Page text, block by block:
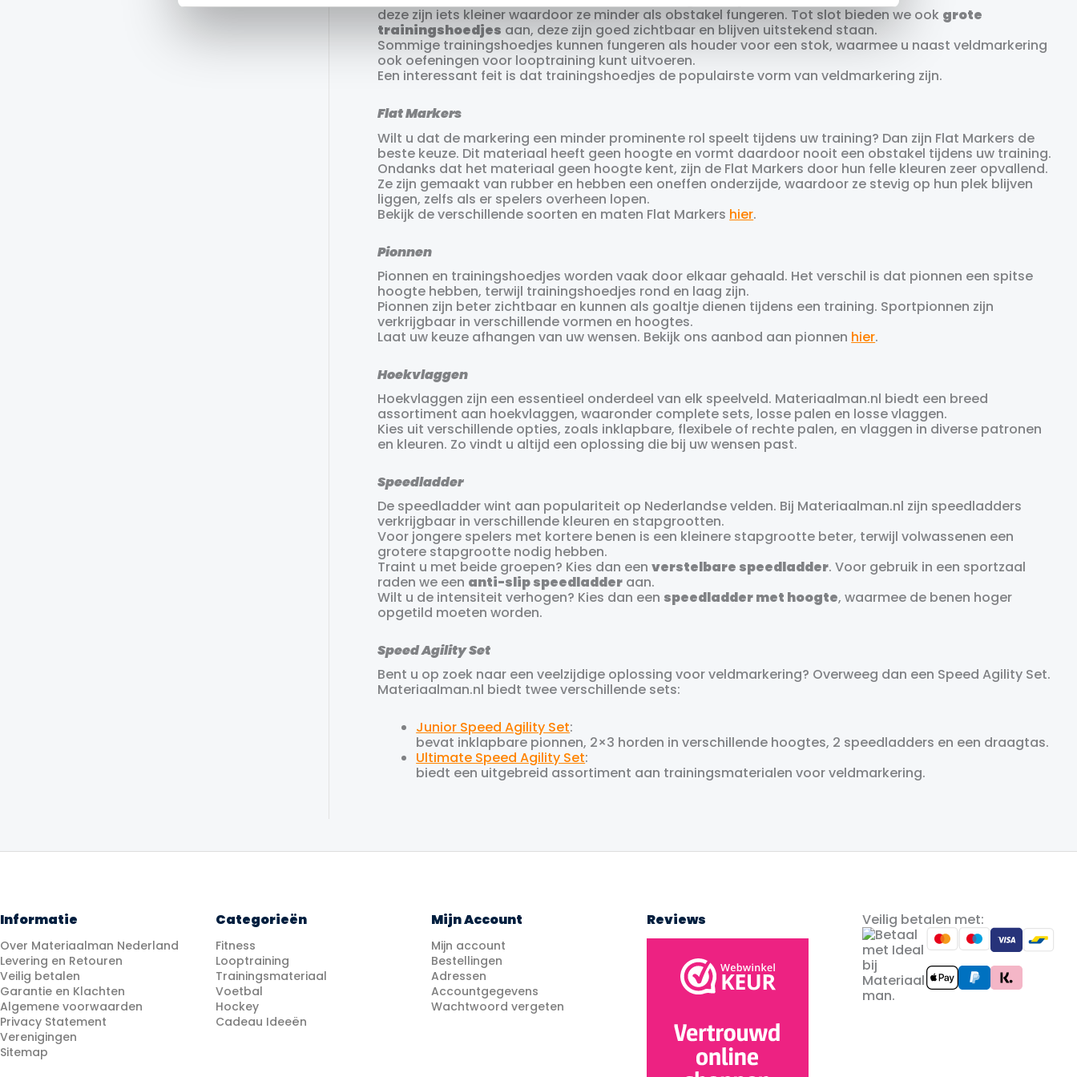
deze zijn iets kleiner waardoor ze minder als obstakel fungeren. Tot slot bieden we ook grote
trainingshoedjes aan, deze zijn goed zichtbaar en blijven uitstekend staan.
Sommige trainingshoedjes kunnen fungeren als houder voor een stok, waarmee u naast veldmarkering
ook oefeningen voor looptraining kunt uitvoeren.
Een interessant feit is dat trainingshoedjes de populairste vorm van veldmarkering zijn.
Flat Markers
Wilt u dat de markering een minder prominente rol speelt tijdens uw training? Dan zijn Flat Markers de
beste keuze. Dit materiaal heeft geen hoogte en vormt daardoor nooit een obstakel tijdens uw training.
Ondanks dat het materiaal geen hoogte kent, zijn de Flat Markers door hun felle kleuren zeer opvallend.
Ze zijn gemaakt van rubber en hebben een oneffen onderzijde, waardoor ze stevig op hun plek blijven
liggen, zelfs als er spelers overheen lopen.
Bekijk de verschillende soorten en maten Flat Markers hier.
Pionnen
Pionnen en trainingshoedjes worden vaak door elkaar gehaald. Het verschil is dat pionnen een spitse
hoogte hebben, terwijl trainingshoedjes rond en laag zijn.
Pionnen zijn beter zichtbaar en kunnen als goaltje dienen tijdens een training. Sportpionnen zijn
verkrijgbaar in verschillende vormen en hoogtes.
Laat uw keuze afhangen van uw wensen. Bekijk ons aanbod aan pionnen hier.
Hoekvlaggen
Hoekvlaggen zijn een essentieel onderdeel van elk speelveld. Materiaalman.nl biedt een breed
assortiment aan hoekvlaggen, waaronder complete sets, losse palen en losse vlaggen.
Kies uit verschillende opties, zoals inklapbare, flexibele of rechte palen, en vlaggen in diverse patronen
en kleuren. Zo vindt u altijd een oplossing die bij uw wensen past.
Speedladder
De speedladder wint aan populariteit op Nederlandse velden. Bij Materiaalman.nl zijn speedladders
verkrijgbaar in verschillende kleuren en stapgrootten.
Voor jongere spelers met kortere benen is een kleinere stapgrootte beter, terwijl volwassenen een
grotere stapgrootte nodig hebben.
Traint u met beide groepen? Kies dan eenverstelbare speedladder. Voor gebruik in een sportzaal
raden we een anti-slip speedladder aan.
Wilt u de intensiteit verhogen? Kies dan eenspeedladder met hoogte, waarmee de benen hoger
opgetild moeten worden.
Speed Agility Set
Bent u op zoek naar een veelzijdige oplossing voor veldmarkering? Overweeg dan een Speed Agility Set.
Materiaalman.nl biedt twee verschillende sets:
Junior Speed Agility Set:
bevat inklapbare pionnen, 2×3 horden in verschillende hoogtes, 2 speedladders en een draagtas.
Ultimate Speed Agility Set:
biedt een uitgebreid assortiment aan trainingsmaterialen voor veldmarkering.
Informatie
Over Materiaalman Nederland
Levering en Retouren
Veilig betalen
Garantie en Klachten
Algemene voorwaarden
Privacy Statement
Verenigingen
Sitemap
Categorieën
Fitness
Looptraining
Trainingsmateriaal
Voetbal
Hockey
Cadeau Ideeën
Mijn Account
Mijn account
Bestellingen
Adressen
Accountgegevens
Wachtwoord vergeten
Reviews Veilig betalen met: